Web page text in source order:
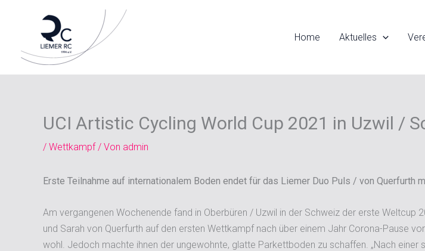
Home Aktuelles
UCI Artistic Cycling World Cup 2021 in Uzwil /
/ Wettkampf/ Von admin
Erste Teilnahme auf internationalem Boden endet für das Liemer Duo Puls / von Querfurth
Am vergangenen Wochenende fand in Oberbüren / Uzwil in der Schweiz der erste
und Sarah von Querfurth auf den ersten Wettkampf nach über einem Jahr Corona-Pause
wohl. Jedoch machte ihnen der ungewohnte, glatte Parkettboden zu schaffen. „Nach